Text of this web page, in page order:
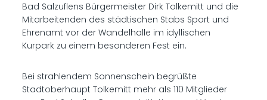
Bad Salzuflens Bürgermeister Dirk Tolkemitt und die
Mitarbeitenden des städtischen Stabs Sport und
Ehrenamt vor der Wandelhalle im idyllischen
Kurpark zu einem besonderen Fest ein.
Bei strahlendem Sonnenschein begrüßte
Stadtoberhaupt Tolkemitt mehr als 110 Mitglieder